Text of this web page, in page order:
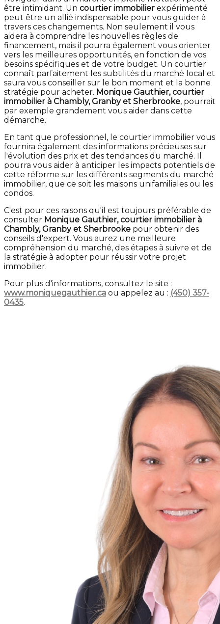
être intimidant. Un courtier immobilier expérimenté
peut être un allié indispensable pour vous guider à
travers ces changements. Non seulement il vous
aidera à comprendre les nouvelles règles de
financement, mais il pourra également vous orienter
vers les meilleures opportunités, en fonction de vos
besoins spécifiques et de votre budget. Un courtier
connaît parfaitement les subtilités du marché local et
saura vous conseiller sur le bon moment et la bonne
stratégie pour acheter. Monique Gauthier, courtier
immobilier à Chambly, Granby et Sherbrooke, pourrait
par exemple grandement vous aider dans cette
démarche.
En tant que professionnel, le courtier immobilier vous
fournira également des informations précieuses sur
l'évolution des prix et des tendances du marché. Il
pourra vous aider à anticiper les impacts potentiels de
cette réforme sur les différents segments du marché
immobilier, que ce soit les maisons unifamiliales ou les
condos.
C'est pour ces raisons qu'il est toujours préférable de
consulter Monique Gauthier, courtier immobilier à
Chambly, Granby et Sherbrooke pour obtenir des
conseils d'expert. Vous aurez une meilleure
compréhension du marché, des étapes à suivre et de
la stratégie à adopter pour réussir votre projet
immobilier.
Pour plus d'informations, consultez le site :
www.moniquegauthier.ca ou appelez au : (450) 357-
0435.